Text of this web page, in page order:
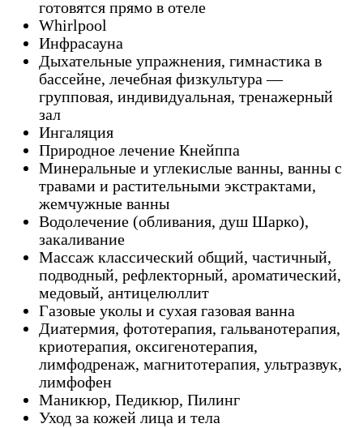
готовятся прямо в отеле
Whirlpool
Инфрасауна
Дыхательные упражнения, гимнастика в
бассейне, лечебная физкультура —
групповая, индивидуальная, тренажерный
зал
Ингаляция
Природное лечение Кнейппа
Минеральные и углекислые ванны, ванны с
травами и растительными экстрактами,
жемчужные ванны
Водолечение (обливания, душ Шарко),
закаливание
Массаж классический общий, частичный,
подводный, рефлекторный, ароматический,
медовый, антицелюллит
Газовые уколы и сухая газовая ванна
Диатермия, фототерапия, гальванотерапия,
криотерапия, оксигенотерапия,
лимфодренаж, магнитотерапия, ультразвук,
лимфофен
Маникюр, Педикюр, Пилинг
Уход за кожей лица и тела